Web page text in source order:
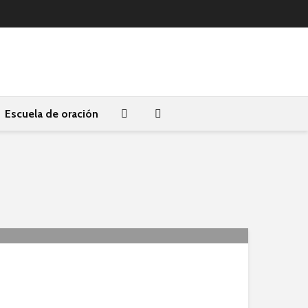
Escuela de oración